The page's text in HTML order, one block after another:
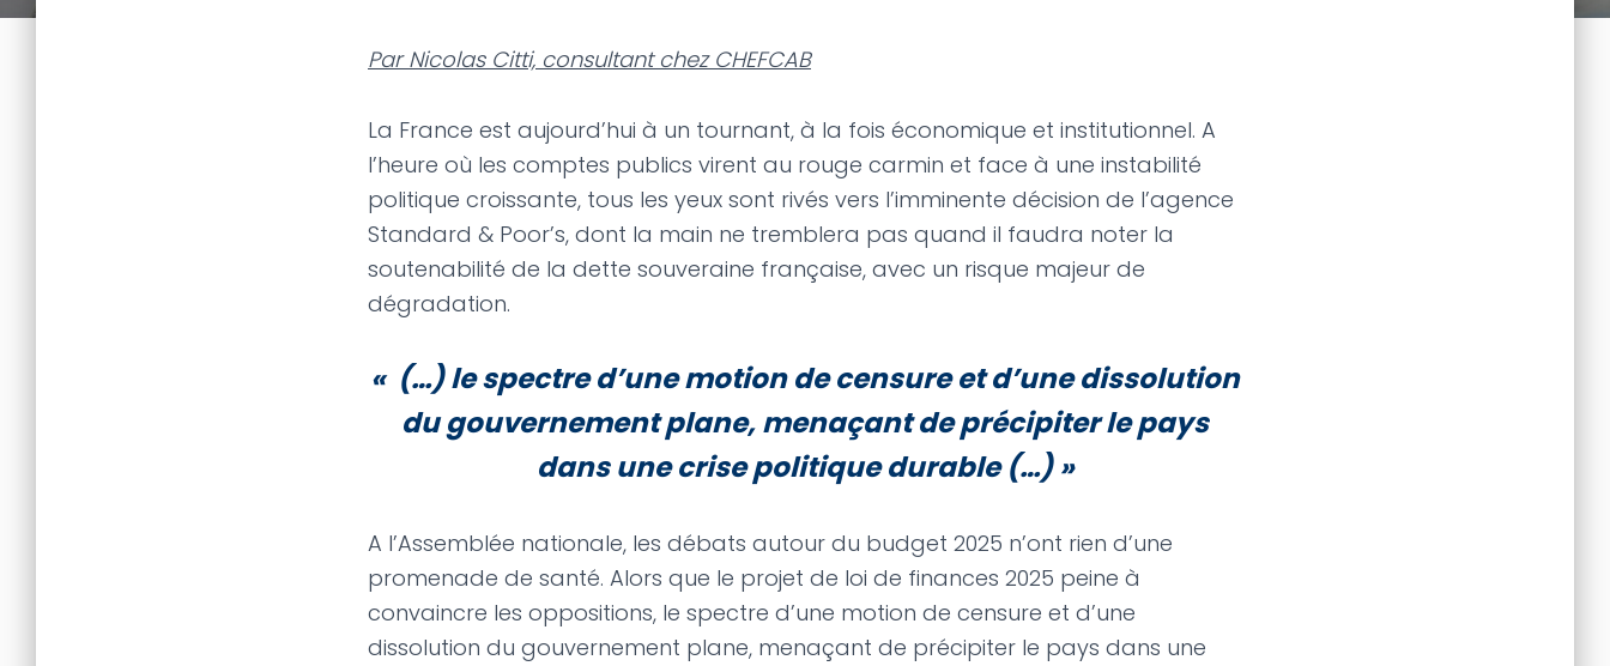
Par Nicolas Citti, consultant chez CHEFCAB
La France est aujourd’hui à un tournant, à la fois économique et institutionnel. A
l’heure où les comptes publics virent au rouge carmin et face à une instabilité
politique croissante, tous les yeux sont rivés vers l’imminente décision de l’agence
Standard & Poor’s, dont la main ne tremblera pas quand il faudra noter la
soutenabilité de la dette souveraine française, avec un risque majeur de
dégradation.
« (…) le spectre d’une motion de censure et d’une dissolution
du gouvernement plane, menaçant de précipiter le pays
dans une crise politique durable (…)»
A l’Assemblée nationale, les débats autour du budget 2025 n’ont rien d’une
promenade de santé. Alors que le projet de loi de finances 2025 peine à
convaincre les oppositions, le spectre d’une motion de censure et d’une
dissolution du gouvernement plane, menaçant de précipiter le pays dans une